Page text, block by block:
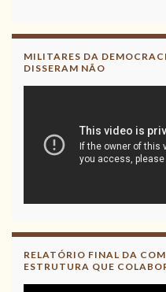
MILITARES DA
DISSERAM NÃO
RELATÓRIO FINAL DA
ESTRUTURA QUE